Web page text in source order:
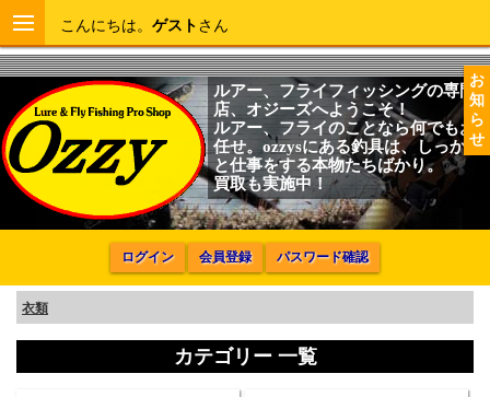
お
知
ら
せ
こんにちは。 ゲスト さん
ルアー、フライフィッシングの専門
店、オジーズへようこそ！
ルアー、フライのことなら何でもお
任せ。ozzysにある釣具は、しっかり
と仕事をする本物たちばかり。
買取も実施中！
ログイン 会員登録 パスワード確認
衣類
カテゴリー 一覧